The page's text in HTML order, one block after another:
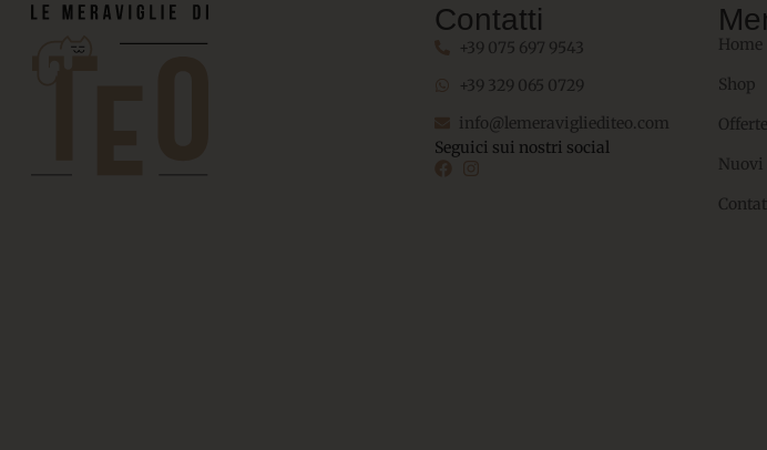
Contatti
+39 075 697 9543
+39 329 065 0729
info@lemeravigliediteo.com
Seguici sui nostri social
Home
Shop
Offerte